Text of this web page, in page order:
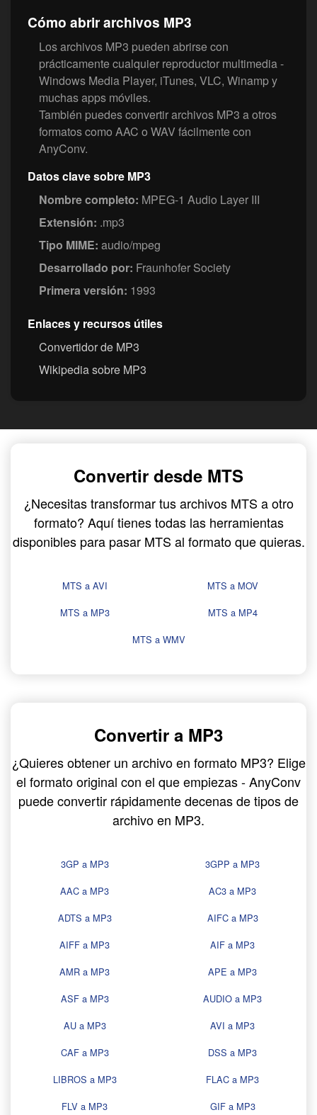
Cómo abrir archivos MP3
Los archivos MP3 pueden abrirse con
prácticamente cualquier reproductor multimedia -
Windows Media Player, iTunes, VLC, Winamp y
muchas apps móviles.
También puedes convertir archivos MP3 a otros
formatos como AAC o WAV fácilmente con
AnyConv.
Datos clave sobre MP3
Nombre completo: MPEG-1 Audio Layer III
Extensión: .mp3
Tipo MIME: audio/mpeg
Desarrollado por: Fraunhofer Society
Primera versión: 1993
Enlaces y recursos útiles
Convertidor de MP3
Wikipedia sobre MP3
Convertir desde MTS
¿Necesitas transformar tus archivos MTS a otro
formato? Aquí tienes todas las herramientas
disponibles para pasar MTS al formato que quieras.
MTS a AVI
MTS a MOV
MTS a MP3
MTS a MP4
MTS a WMV
Convertir a MP3
¿Quieres obtener un archivo en formato MP3? Elige
el formato original con el que empiezas - AnyConv
puede convertir rápidamente decenas de tipos de
archivo en MP3.
3GP a MP3
3GPP a MP3
AAC a MP3
AC3 a MP3
ADTS a MP3
AIFC a MP3
AIFF a MP3
AIF a MP3
AMR a MP3
APE a MP3
ASF a MP3
AUDIO a MP3
AU a MP3
AVI a MP3
CAF a MP3
DSS a MP3
LIBROS a MP3
FLAC a MP3
FLV a MP3
GIF a MP3